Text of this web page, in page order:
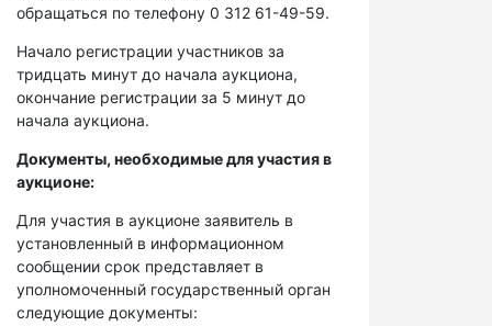
обращаться по телефону 0 312 61-49-59.
Начало регистрации участников за
тридцать минут до начала аукциона,
окончание регистрации за 5 минут до
начала аукциона.
Документы, необходимые для участия в
аукционе:
Для участия в аукционе заявитель в
установленный в информационном
сообщении срок представляет в
уполномоченный государственный орган
следующие документы: